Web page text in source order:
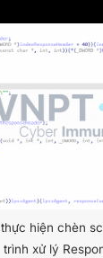
hiện chèn
trình xử lý